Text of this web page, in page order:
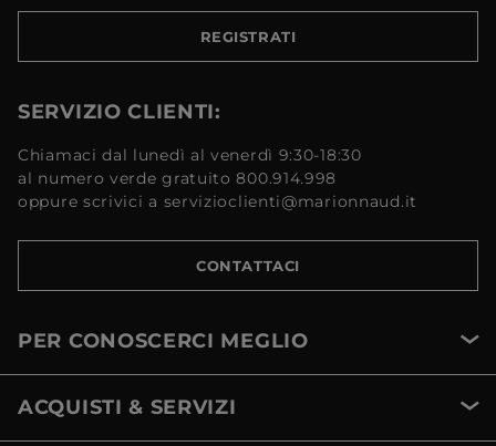
REGISTRATI
SERVIZIO CLIENTI:
Chiamaci dal lunedì al venerdì 9:30-18:30
al numero verde gratuito 800.914.998
oppure scrivici a servizioclienti@marionnaud.it
CONTATTACI
PER CONOSCERCI MEGLIO
ACQUISTI & SERVIZI